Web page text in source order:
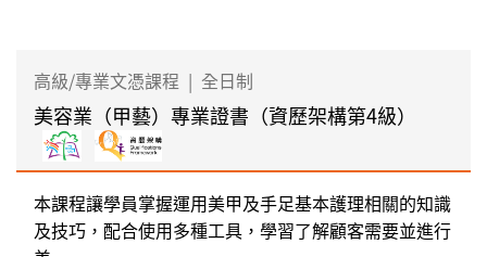
高級/專業文憑課程 | 全日制
美容業（甲藝）專業證書（資歷架構第4級）
本課程讓學員掌握運用美甲及手足基本護理相關的知識
及技巧，配合使用多種工具，學習了解顧客需要並進行